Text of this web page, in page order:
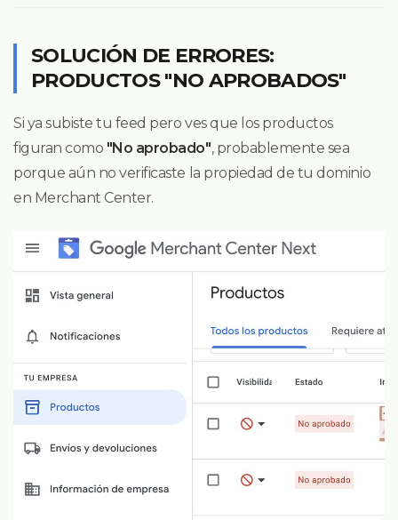
SOLUCIÓN DE ERRORES:
PRODUCTOS "NO APROBADOS"
Si ya subiste tu feed pero ves que los productos
figuran como "No aprobado", probablemente sea
porque aún no verificaste la propiedad de tu dominio
en Merchant Center.